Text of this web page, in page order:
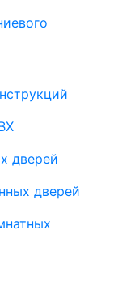
дверей
дверей